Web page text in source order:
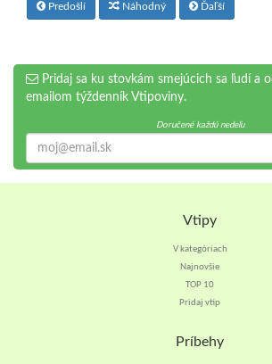
Predošlí Náhodný Ďaľší
Pridaj sa ku stovkám smejúcich sa ľudí a
emailom týždenník Vtipoviny.
Doručené každú nedeľu
Vtipy
V kategóriach
Najnovšie
TOP 10
Pridaj vtip
Príbehy